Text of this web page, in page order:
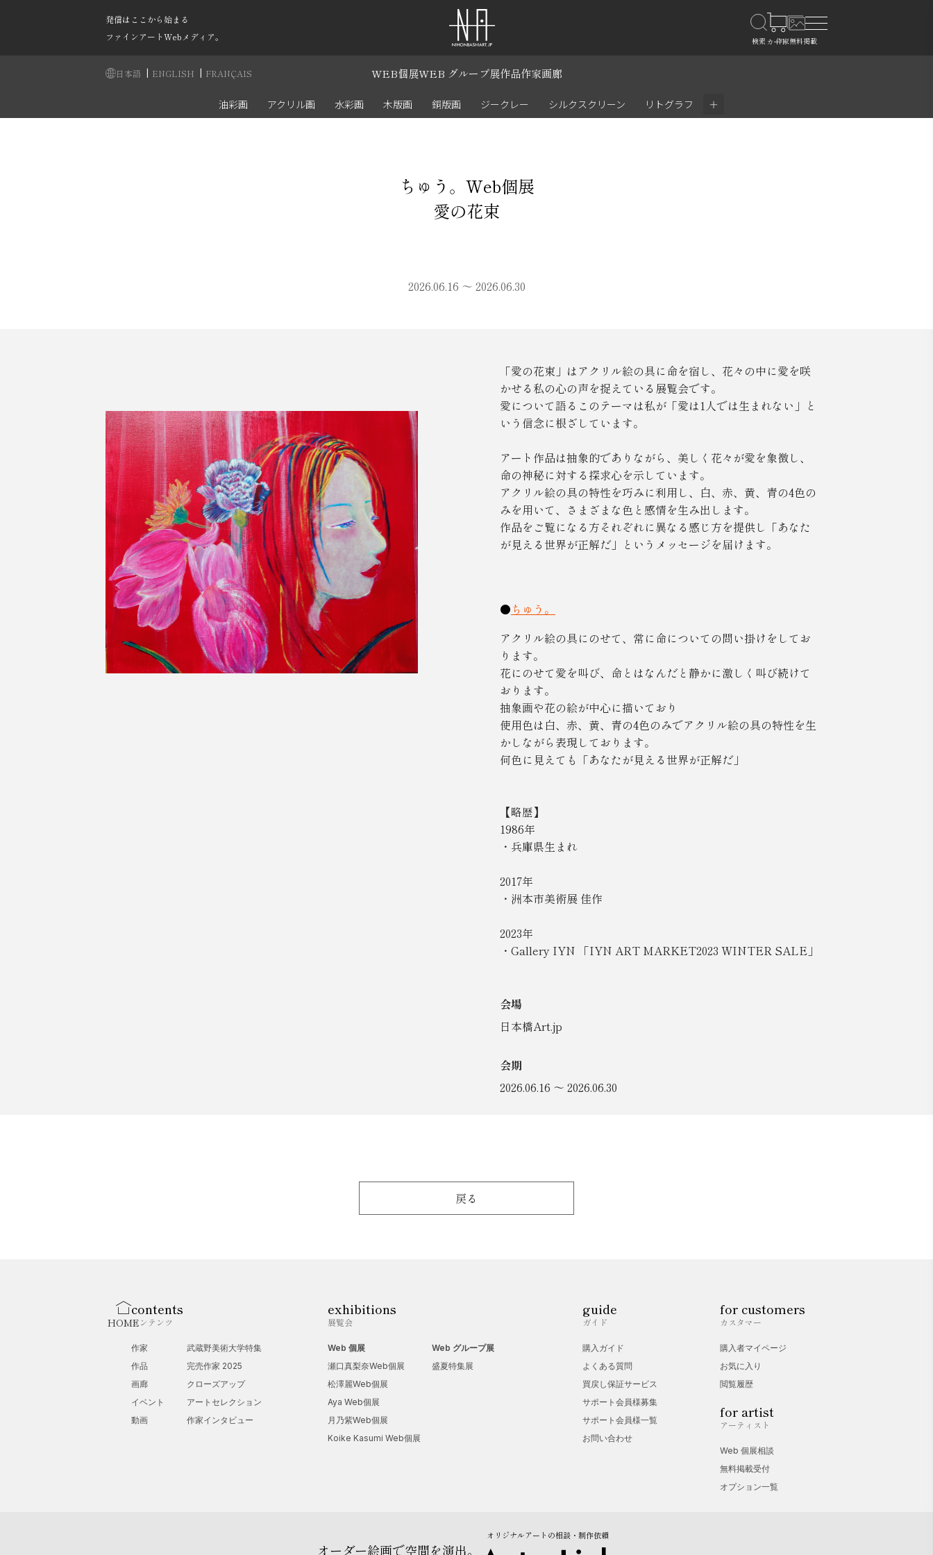
発信はここから始まる
ファインアートWebメディア。
日本語 | ENGLISH | FRANÇAIS WEB個展WEB グループ展作品作家画廊
油彩画 アクリル画 水彩画 木版画 銅版画 ジークレー シルクスクリーン リトグラフ ＋
ちゅう。Web個展
愛の花束
2026.06.16 ～ 2026.06.30
「愛の花束」はアクリル絵の具に命を宿し、花々の中に愛を咲
かせる私の心の声を捉えている展覧会です。
愛について語るこのテーマは私が「愛は1人では生まれない」と
いう信念に根ざしています。
アート作品は抽象的でありながら、美しく花々が愛を象徴し、
命の神秘に対する探求心を示しています。
アクリル絵の具の特性を巧みに利用し、白、赤、黄、青の4色の
みを用いて、さまざまな色と感情を生み出します。
作品をご覧になる方それぞれに異なる感じ方を提供し「あなた
が見える世界が正解だ」というメッセージを届けます。
●ちゅう。
アクリル絵の具にのせて、常に命についての問い掛けをしてお
ります。
花にのせて愛を叫び、命とはなんだと静かに激しく叫び続けて
おります。
抽象画や花の絵が中心に描いており
使用色は白、赤、黄、青の4色のみでアクリル絵の具の特性を生
かしながら表現しております。
何色に見えても「あなたが見える世界が正解だ」
【略歴】
1986年
・兵庫県生まれ
2017年
・洲本市美術展 佳作
2023年
・Gallery IYN 「IYN ART MARKET2023 WINTER SALE」
会場
日本橋Art.jp
会期
2026.06.16 ～ 2026.06.30
戻る
HOME
contents
コンテンツ
作家
作品
画廊
イベント
動画
武蔵野美術大学特集
完売作家 2025
クローズアップ
アートセレクション
作家インタビュー
exhibitions
展覧会
Web 個展
瀬口真梨奈Web個展
松澤麗Web個展
Aya Web個展
月乃紫Web個展
Koike Kasumi Web個展
Web グループ展
盛夏特集展
guide
ガイド
購入ガイド
よくある質問
買戻し保証サービス
サポート会員様募集
サポート会員様一覧
お問い合わせ
for customers
カスタマー
購入者マイページ
お気に入り
閲覧履歴
for artist
アーティスト
Web 個展相談
無料掲載受付
オプション一覧
オーダー絵画で空間を演出。
オリジナルアートの相談・制作依頼